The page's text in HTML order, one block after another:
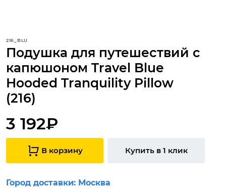
216_BLU
Подушка для путешествий с
капюшоном Travel Blue
Hooded Tranquility Pillow
(216)
3 192₽
В корзину Купить в 1 клик
Город доставки: Москва